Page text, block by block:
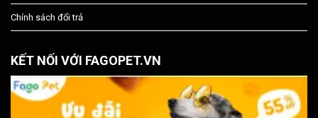
Chính sách đổi trả
KẾT NỐI VỚI FAGOPET.VN